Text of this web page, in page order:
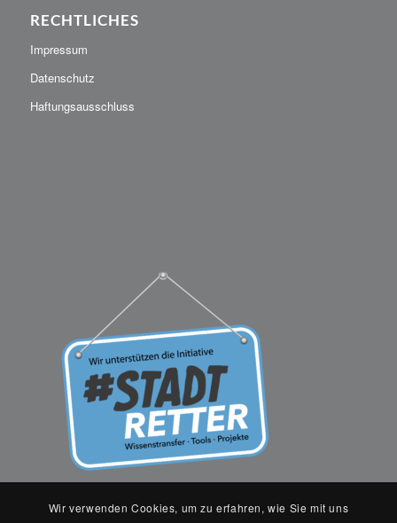
RECHTLICHES
Impressum
Datenschutz
Haftungsausschluss
Wir verwenden Cookies, um zu erfahren, wie Sie mit uns